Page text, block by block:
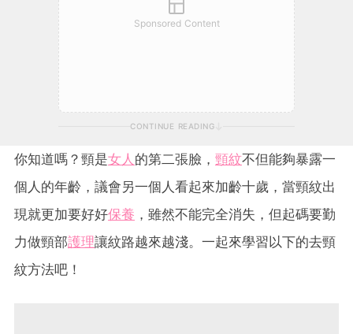
Sponsored Content
CONTINUE READING
你知道嗎？頸是女人 的第二張臉， 頸紋不但能夠暴露一
個人的年齡，議會另一個人看起來加齡十歲，當頸紋出
現就更加要好好保養 ，雖然不能完全消失，但起碼要勤
力做頸部護理讓紋路越來越淺。一起來學習以下的去頸
紋方法吧！